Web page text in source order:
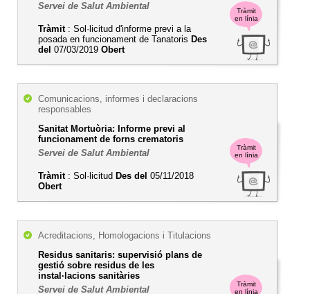
Tràmit
en línia
Servei de Salut Ambiental
Tràmit: Sol·licitud d'informe previ a la
posada en funcionament de Tanatoris Des
del 07/03/2019 Obert
Tràmit
en línia
Comunicacions, informes i declaracions
responsables
Sanitat Mortuòria: Informe previ al
funcionament de forns crematoris
Servei de Salut Ambiental
Tràmit: Sol·licitud Des del 05/11/2018
Obert
Tràmit
en línia
Acreditacions, Homologacions i Titulacions
Residus sanitaris: supervisió plans de
gestió sobre residus de les
instal·lacions sanitàries
Servei de Salut Ambiental